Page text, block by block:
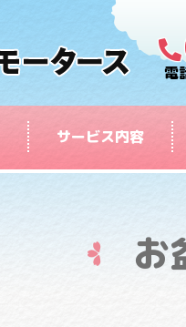
電
サービス内容
お